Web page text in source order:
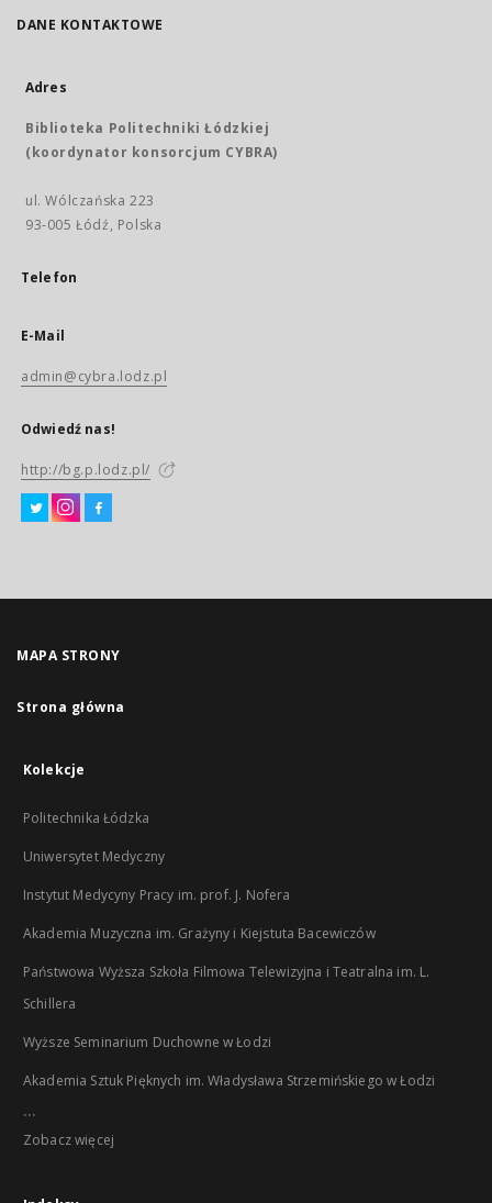
DANE KONTAKTOWE
Adres
Biblioteka Politechniki Łódzkiej
(koordynator konsorcjum CYBRA)
ul. Wólczańska 223
93-005 Łódź, Polska
Telefon
E-Mail
admin@cybra.lodz.pl
Odwiedź nas!
http://bg.p.lodz.pl/
MAPA STRONY
Strona główna
Kolekcje
Politechnika Łódzka
Uniwersytet Medyczny
Instytut Medycyny Pracy im. prof. J. Nofera
Akademia Muzyczna im. Grażyny i Kiejstuta Bacewiczów
Państwowa Wyższa Szkoła Filmowa Telewizyjna i Teatralna im. L.
Schillera
Wyższe Seminarium Duchowne w Łodzi
Akademia Sztuk Pięknych im. Władysława Strzemińskiego w Łodzi
...
Zobacz więcej